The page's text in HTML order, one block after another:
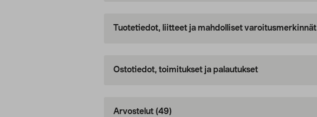
Tuotetiedot, liitteet ja mahdolliset varoitusmerkinnät
Ostotiedot, toimitukset ja palautukset
Arvostelut (49)